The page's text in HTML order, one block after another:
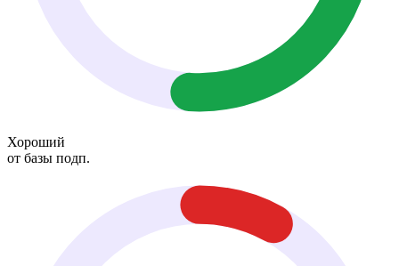
Хороший
от базы подп.